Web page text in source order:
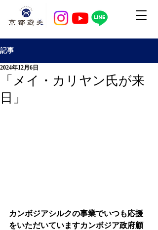
記事
「メイ・カリヤン氏が来
日」
2024年12月6日
カンボジアシルクの事業でいつも応援
をいただいていますカンボジア政府顧